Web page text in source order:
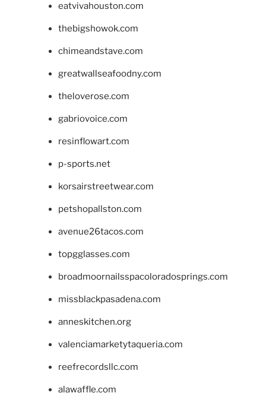
eatvivahouston.com
thebigshowok.com
chimeandstave.com
greatwallseafoodny.com
theloverose.com
gabriovoice.com
resinflowart.com
p-sports.net
korsairstreetwear.com
petshopallston.com
avenue26tacos.com
topgglasses.com
broadmoornailsspacoloradosprings.com
missblackpasadena.com
anneskitchen.org
valenciamarketytaqueria.com
reefrecordsllc.com
alawaffle.com